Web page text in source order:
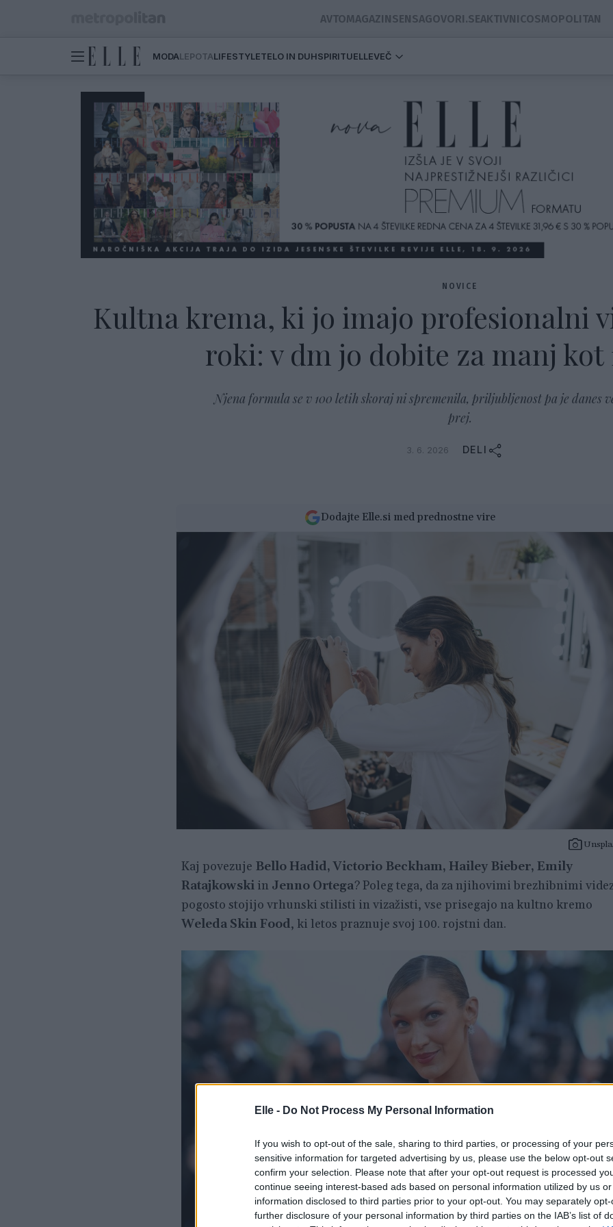
Elle - Do Not Process My Personal Information
If you wish to opt-out of the sale, sharing to third parties, or processing of your
sensitive information for targeted advertising by us, please use the below opt-out
confirm your selection. Please note that after your opt-out request is processed
continue seeing interest-based ads based on personal information utilized by us
information disclosed to third parties prior to your opt-out. You may separately
further disclosure of your personal information by third parties on the IAB’s list of
AVTOMAGAZINSENSAGOVORI.SEAKTIVNICOSMOPOLITAN
MODALEPOTALIFESTYLETELO IN DUHSPIRITUELLEVEČ
NOVICE
Kultna krema, ki jo imajo profesionalni
roki: v dm jo dobite za manj kot
Njena formula se v 100 letih skoraj ni spremenila, priljubljenost pa je danes
prej.
3. 6. 2026 DELI
Dodajte Elle.si med prednostne vire
Kaj povezuje Bello Hadid, Victorio Beckham, Hailey Bieber, Emily
Ratajkowskiin Jenno Ortega? Poleg tega, da za njihovimi brezhibnimi
pogosto stojijo vrhunski stilisti in vizažisti, vse prisegajo na kultno kremo
Weleda Skin Food, ki letos praznuje svoj 100. rojstni dan.
2 / 3